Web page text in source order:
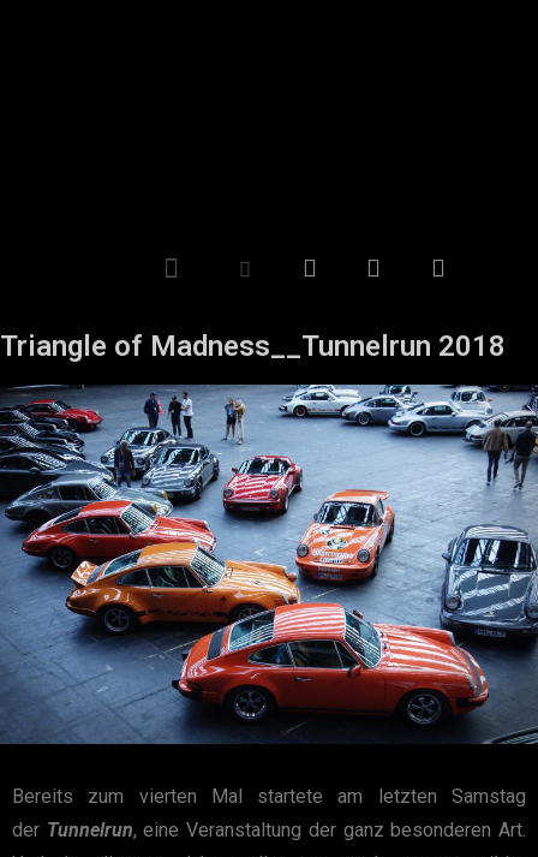
Triangle of Madness__Tunnelrun 2018
Bereits zum vierten Mal startete am letzten Samstag
der Tunnelrun, eine Veranstaltung der ganz besonderen Art.